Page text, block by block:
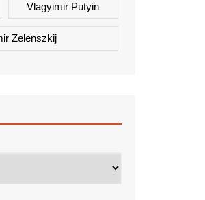
Vlagyimir Putyin
Zelenszkij